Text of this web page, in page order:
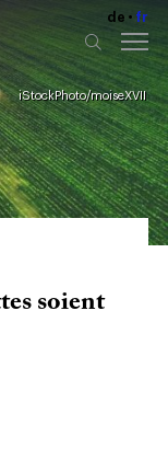
de fr
iStockPhoto/moiseXVII
soient